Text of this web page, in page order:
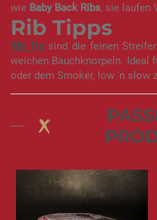
wie Baby Back Ribs, sie laufen
Rib Tipps
Rib Tipsind die feinen
weichen Bauchknorpeln. Ideal
oder dem Smoker, low 'n slow